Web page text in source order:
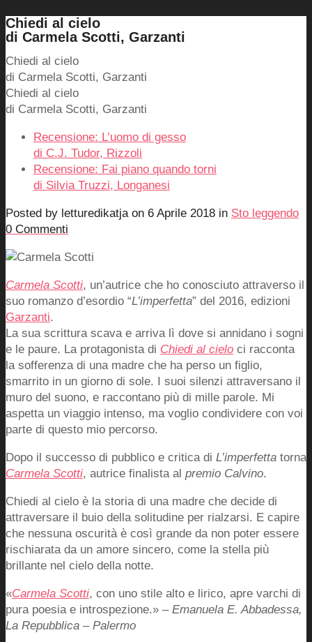
Chiedi al cielo
di Carmela Scotti, Garzanti
Chiedi al cielo
di Carmela Scotti, Garzanti
Chiedi al cielo
di Carmela Scotti, Garzanti
Recensione: L’uomo di gesso
di C.J. Tudor, Rizzoli
Recensione: Fai piano quando torni
di Silvia Truzzi, Longanesi
Posted by letturedikatjaon 6 Aprile 2018 in Sto leggendo
0 Commenti
Carmela Scotti, un’autrice che ho conosciuto attraverso il
suo romanzo d’esordio “L’imperfetta” del 2016, edizioni
Garzanti.
La sua scrittura scava e arriva lì dove si annidano i sogni
e le paure. La protagonista di Chiedi al cielo ci racconta
la sofferenza di una madre che ha perso un figlio,
smarrito in un giorno di sole. I suoi silenzi attraversano il
muro del suono, e raccontano più di mille parole. Mi
aspetta un viaggio intenso, ma voglio condividere con voi
parte di questo mio percorso.
Dopo il successo di pubblico e critica di L’imperfetta torna
Carmela Scotti, autrice finalista al premio Calvino.
Chiedi al cielo è la storia di una madre che decide di
attraversare il buio della solitudine per rialzarsi. E capire
che nessuna oscurità è così grande da non poter essere
rischiarata da un amore sincero, come la stella più
brillante nel cielo della notte.
«Carmela Scotti, con uno stile alto e lirico, apre varchi di
pura poesia e introspezione.» – Emanuela E. Abbadessa,
La Repubblica – Palermo